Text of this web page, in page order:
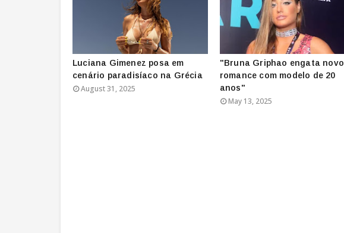
Luciana Gimenez posa em
cenário paradisíaco na Grécia
August 31, 2025
"Bruna Griphao engata novo
romance com modelo de 20
anos"
May 13, 2025